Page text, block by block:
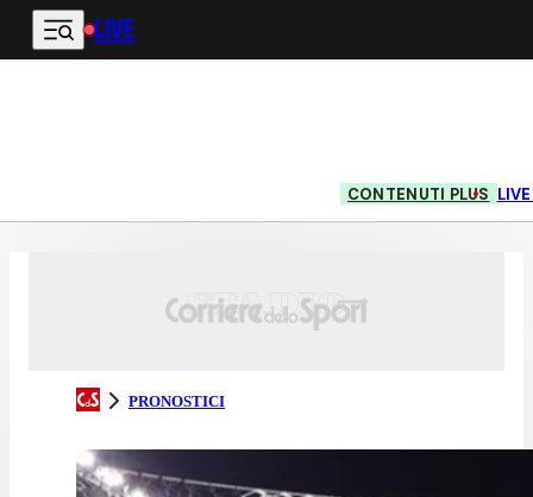
Vai al contenuto principale
LIVE
CONTENUTI PLUS
PRONOSTICI